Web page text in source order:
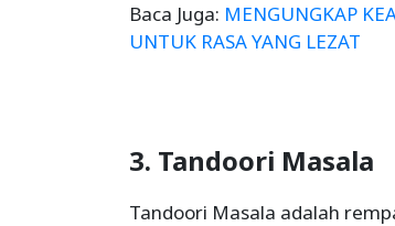
Baca Juga: MENGUNGKAP
UNTUK RASA YANG LEZAT
3. Tandoori Masala
Tandoori Masala adalah